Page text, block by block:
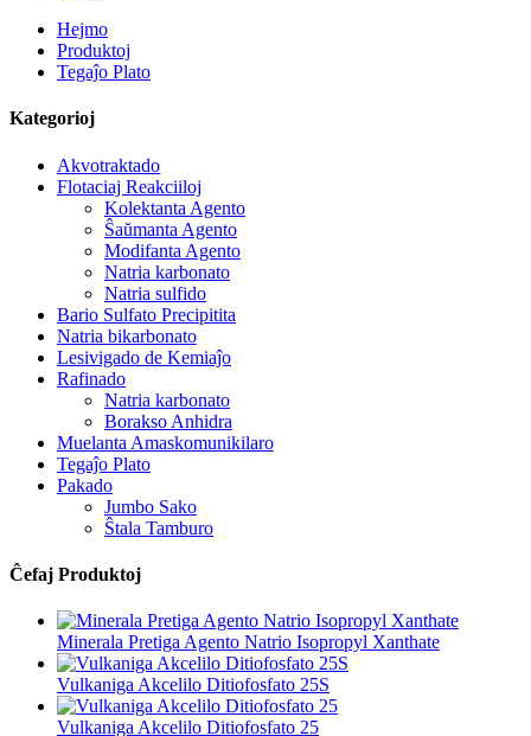
Hejmo
Produktoj
Tegaĵo Plato
Kategorioj
Akvotraktado
Flotaciaj Reakciiloj
Kolektanta Agento
Ŝaŭmanta Agento
Modifanta Agento
Natria karbonato
Natria sulfido
Bario Sulfato Precipitita
Natria bikarbonato
Lesivigado de Kemiaĵo
Rafinado
Natria karbonato
Borakso Anhidra
Muelanta Amaskomunikilaro
Tegaĵo Plato
Pakado
Jumbo Sako
Ŝtala Tamburo
Ĉefaj Produktoj
Minerala Pretiga Agento Natrio Isopropyl Xanthate
Vulkaniga Akcelilo Ditiofosfato 25S
Vulkaniga Akcelilo Ditiofosfato 25